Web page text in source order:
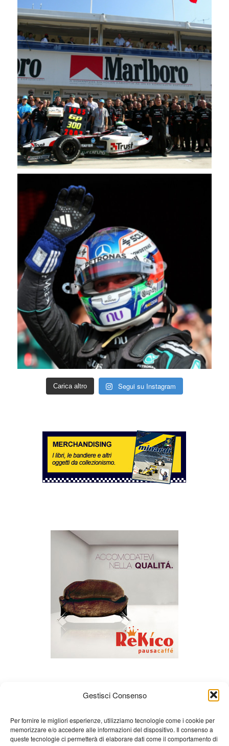
Gestisci Consenso
Per fornire le migliori esperienze, utilizziamo tecnologie come i cookie per
memorizzare e/o accedere alle informazioni del dispositivo. Il consenso a
queste tecnologie ci permetterà di elaborare dati come il comportamento di
Carica altro Segui su Instagram